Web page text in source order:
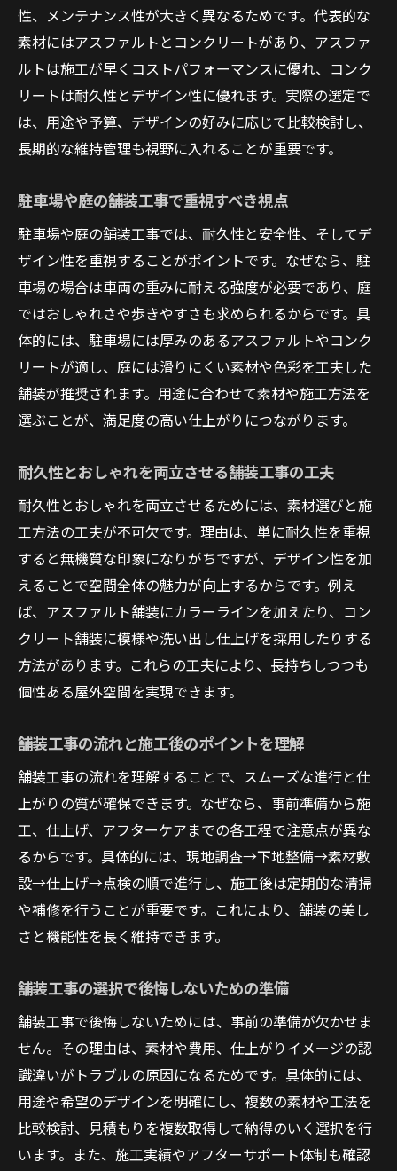
舗装工事の素材選びで後悔しないコツ
おしゃれな駐車場舗装工事の実現ポイント
舗装工事の失敗を防ぐための注意点
用途別に最適な舗装工事の選び方
おしゃれな庭づくりに活きる舗装工事の工夫
ア
庭アスファルトDIYで予算を抑える工夫
舗装工事で実現する機能的な庭空間づくり
舗装工事の素材で変わる庭のおしゃれ度
庭舗装工事の失敗談と後悔しない選択
舗装工事で庭が生まれ変わるポイント
舗装工事後のメンテナンスで長持ちさせるコツ
舗装工事後の適切なメンテナンス方法を解
駐車場舗装工事の維持管理で後悔しないた
めに
舗装工事した庭のトラブルを防ぐポイント
アスファルト舗装後の車による影響と対策
コンクリート舗装の長持ちさせるメンテナ
ンス術
舗装工事後の快適さを保つ日常のケア
DIYで実現する庭のアスファルト舗装の魅力
DIY舗装工事の費用感とメリットを解説
庭舗装工事をDIYで行う際の注意点
おしゃれな庭作りを叶えるDIY舗装工事のコ
ツ
DIY舗装工事で失敗しないための準備方法
アスファルト舗装工事DIY後のメンテナンス
方法
費用を抑えた駐車場舗装工事の進め方
舗装工事費用を抑えるためのポイント解説
デア
舗装工事の費用内訳と見積もり時の注意点
安くても品質を保つ舗装工事の進め方
駐車場舗装工事で後悔しない選択方法
長期的なコストを考えた舗装工事の工夫
性、メンテナンス性が大きく異なるためです。代表的な
素材にはアスファルトとコンクリートがあり、アスファ
ルトは施工が早くコストパフォーマンスに優れ、コンク
リートは耐久性とデザイン性に優れます。実際の選定で
は、用途や予算、デザインの好みに応じて比較検討し、
長期的な維持管理も視野に入れることが重要です。
駐車場や庭の舗装工事で重視すべき視点
駐車場や庭の舗装工事では、耐久性と安全性、そしてデ
ザイン性を重視することがポイントです。なぜなら、駐
車場の場合は車両の重みに耐える強度が必要であり、庭
ではおしゃれさや歩きやすさも求められるからです。具
体的には、駐車場には厚みのあるアスファルトやコンク
リートが適し、庭には滑りにくい素材や色彩を工夫した
舗装が推奨されます。用途に合わせて素材や施工方法を
選ぶことが、満足度の高い仕上がりにつながります。
耐久性とおしゃれを両立させる舗装工事の工夫
耐久性とおしゃれを両立させるためには、素材選びと施
工方法の工夫が不可欠です。理由は、単に耐久性を重視
すると無機質な印象になりがちですが、デザイン性を加
えることで空間全体の魅力が向上するからです。例え
ば、アスファルト舗装にカラーラインを加えたり、コン
クリート舗装に模様や洗い出し仕上げを採用したりする
方法があります。これらの工夫により、長持ちしつつも
個性ある屋外空間を実現できます。
舗装工事の流れと施工後のポイントを理解
舗装工事の流れを理解することで、スムーズな進行と仕
上がりの質が確保できます。なぜなら、事前準備から施
工、仕上げ、アフターケアまでの各工程で注意点が異な
るからです。具体的には、現地調査→下地整備→素材敷
設→仕上げ→点検の順で進行し、施工後は定期的な清掃
や補修を行うことが重要です。これにより、舗装の美し
さと機能性を長く維持できます。
舗装工事の選択で後悔しないための準備
舗装工事で後悔しないためには、事前の準備が欠かせま
せん。その理由は、素材や費用、仕上がりイメージの認
識違いがトラブルの原因になるためです。具体的には、
用途や希望のデザインを明確にし、複数の素材や工法を
比較検討、見積もりを複数取得して納得のいく選択を行
います。また、施工実績やアフターサポート体制も確認